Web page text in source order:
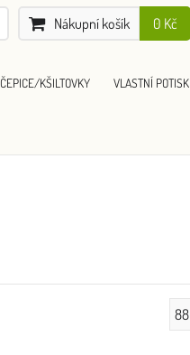
Nákupní košík 0 Kč
ČEPICE/KŠILTOVKY VLASTNÍ POTISK
88